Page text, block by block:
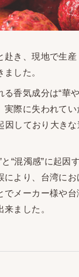
赴き、現地で生
した。
る香気成分は“華
実際に失われて
因しており大き
と“混濁感”に起因
により、台湾に
でメーカー様や
ました。